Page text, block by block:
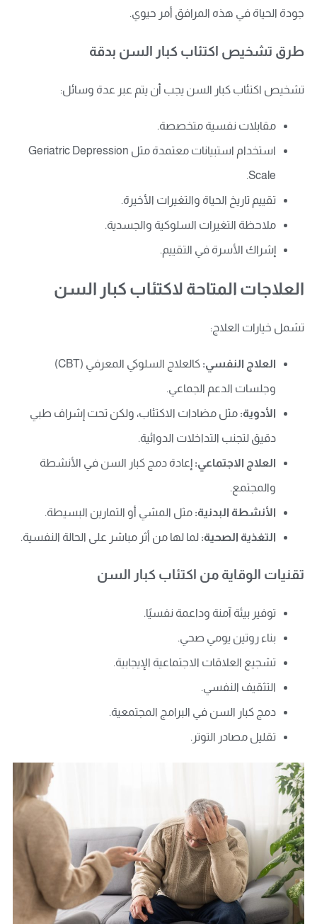
جودة الحياة في هذه المرافق أمر حيوي.
طرق تشخيص اكتئاب كبار السن بدقة
تشخيص اكتئاب كبار السن يجب أن يتم عبر عدة وسائل:
مقابلات نفسية متخصصة.
استخدام استبيانات معتمدة مثل Geriatric Depression
Scale.
تقييم تاريخ الحياة والتغيرات الأخيرة.
ملاحظة التغيرات السلوكية والجسدية.
إشراك الأسرة في التقييم.
العلاجات المتاحة لاكتئاب كبار السن
تشمل خيارات العلاج:
العلاج النفسي: كالعلاج السلوكي المعرفي (CBT)
وجلسات الدعم الجماعي.
الأدوية: مثل مضادات الاكتئاب، ولكن تحت إشراف طبي
دقيق لتجنب التداخلات الدوائية.
العلاج الاجتماعي: إعادة دمج كبار السن في الأنشطة
والمجتمع.
الأنشطة البدنية: مثل المشي أو التمارين البسيطة.
التغذية الصحية: لما لها من أثر مباشر على الحالة النفسية.
تقنيات الوقاية من اكتئاب كبار السن
توفير بيئة آمنة وداعمة نفسيًا.
بناء روتين يومي صحي.
تشجيع العلاقات الاجتماعية الإيجابية.
التثقيف النفسي.
دمج كبار السن في البرامج المجتمعية.
تقليل مصادر التوتر.